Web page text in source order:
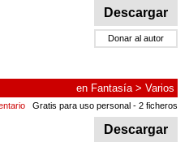
Descargar
Donar al autor
en Fantasía> Varios
Gratis para uso personal - 2 ficheros
Descargar